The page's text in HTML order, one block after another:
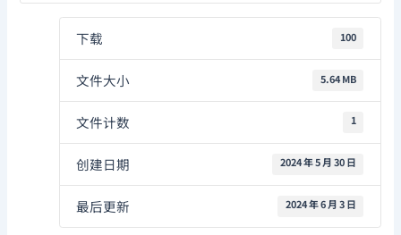
下载 100
文件大小 5.64 MB
文件计数 1
创建日期 2024 年 5 月 30 日
最后更新 2024 年 6 月 3 日